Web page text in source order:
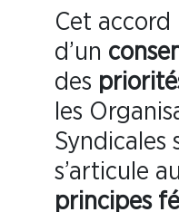
Cet accord
d’un
des
les
Syndicales
s’articule
principes